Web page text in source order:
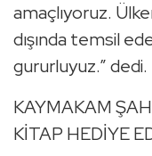
amaçlıyoruz.
dışında temsil
gururluyuz.” dedi.
KAYMAKAM
KİTAP HEDİYE